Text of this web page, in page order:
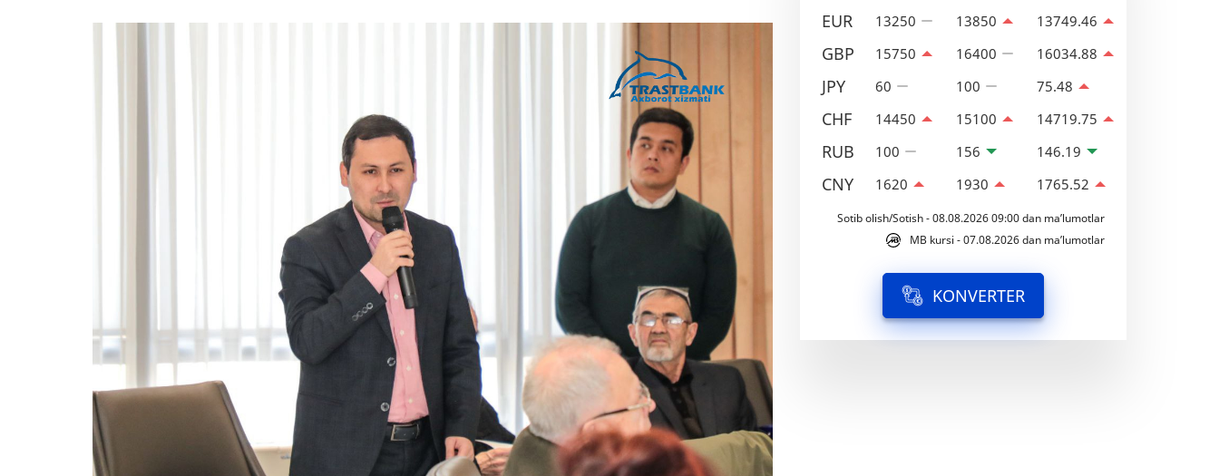
EUR 13250 13850 13749.46
GBP 15750 16400 16034.88
JPY 60 100 75.48
CHF 14450 15100 14719.75
RUB 100 156 146.19
CNY 1620 1930 1765.52
Sotib olish/Sotish - 08.08.2026 09:00 dan ma’lumotlar
MB kursi - 07.08.2026 dan ma’lumotlar
KONVERTER